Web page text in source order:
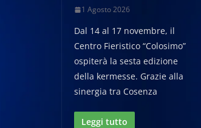
1 Agosto 2026
Dal 14 al 17 novembre, il
Centro Fieristico “Colosimo”
ospiterà la sesta edizione
della kermesse. Grazie alla
sinergia tra Cosenza
Leggi tutto